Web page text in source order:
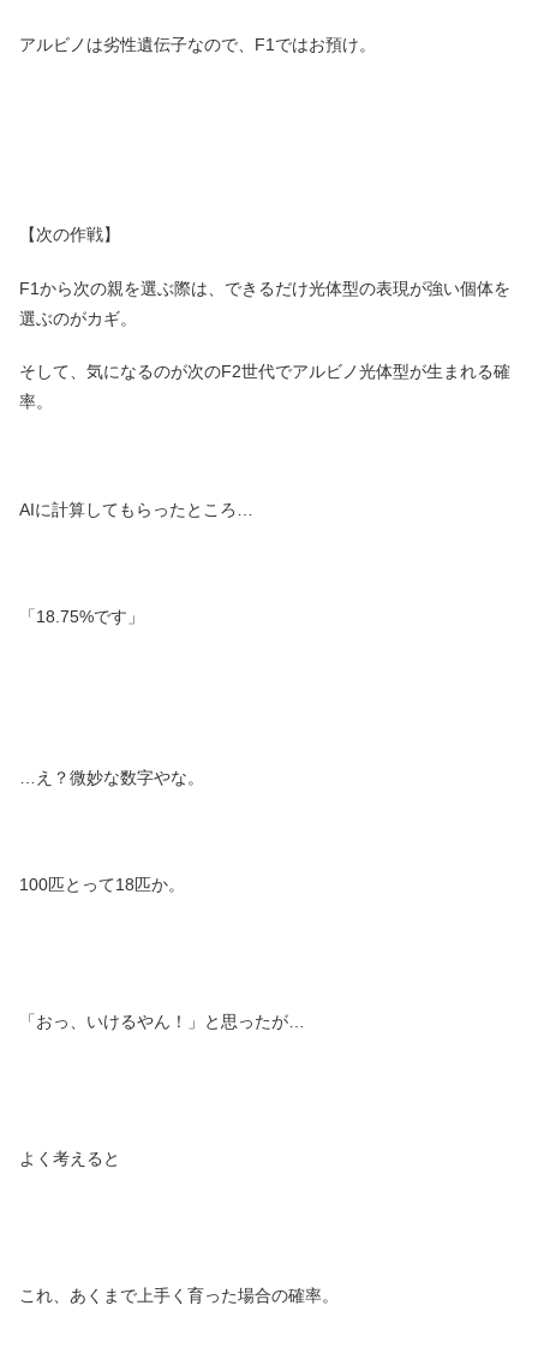
アルビノは劣性遺伝子なので、F1ではお預け。
【次の作戦】
F1から次の親を選ぶ際は、できるだけ光体型の表現が強い個体を
選ぶのがカギ。
そして、気になるのが次のF2世代でアルビノ光体型が生まれる確
率。
AIに計算してもらったところ…
「18.75%です」
…え？微妙な数字やな。
100匹とって18匹か。
「おっ、いけるやん！」と思ったが…
よく考えると
これ、あくまで上手く育った場合の確率。